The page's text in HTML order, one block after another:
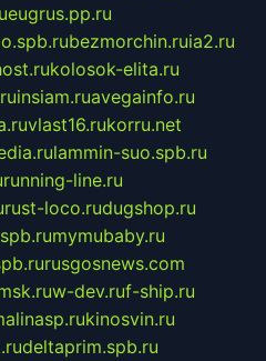
eugrus.pp.ru
bezmorchin.ruia2.ru
kolosok-elita.ru
insiam.ruavegainfo.ru
vlast16.rukorru.net
lammin-suo.spb.ru
running-line.ru
rust-loco.rudugshop.ru
mymubaby.ru
rusgosnews.com
w-dev.ruf-ship.ru
kinosvin.ru
deltaprim.spb.ru